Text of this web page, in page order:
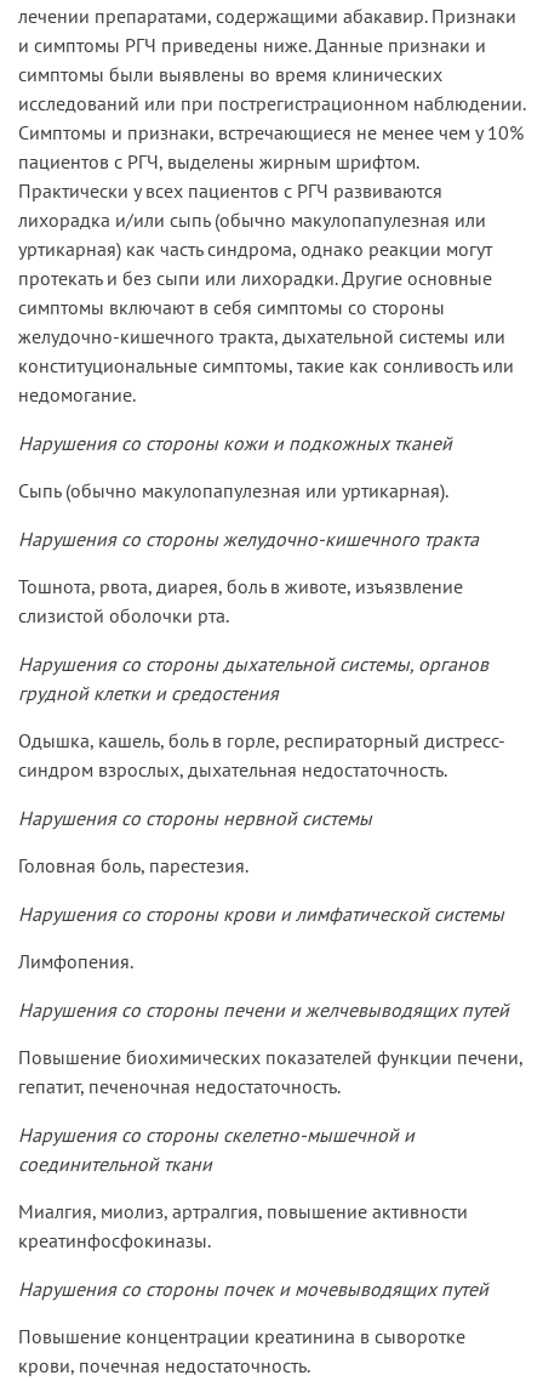
лечении препаратами, содержащими абакавир. Признаки
и симптомы РГЧ приведены ниже. Данные признаки и
симптомы были выявлены во время клинических
исследований или при пострегистрационном наблюдении.
Симптомы и признаки, встречающиеся не менее чем у 10%
пациентов с РГЧ, выделены жирным шрифтом.
Практически у всех пациентов с РГЧ развиваются
лихорадка и/или сыпь (обычно макулопапулезная или
уртикарная) как часть синдрома, однако реакции могут
протекать и без сыпи или лихорадки. Другие основные
симптомы включают в себя симптомы со стороны
желудочно-кишечного тракта, дыхательной системы или
конституциональные симптомы, такие как сонливость или
недомогание.
Нарушения со стороны кожи и подкожных тканей
Сыпь (обычно макулопапулезная или уртикарная).
Нарушения со стороны желудочно-кишечного тракта
Тошнота, рвота, диарея, боль в животе, изъязвление
слизистой оболочки рта.
Нарушения со стороны дыхательной системы, органов
грудной клетки и средостения
Одышка, кашель, боль в горле, респираторный дистресс-
синдром взрослых, дыхательная недостаточность.
Нарушения со стороны нервной системы
Головная боль, парестезия.
Нарушения со стороны крови и лимфатической системы
Лимфопения.
Нарушения со стороны печени и желчевыводящих путей
Повышение биохимических показателей функции печени,
гепатит, печеночная недостаточность.
Нарушения со стороны скелетно-мышечной и
соединительной ткани
Миалгия, миолиз, артралгия, повышение активности
креатинфосфокиназы.
Нарушения со стороны почек и мочевыводящих путей
Повышение концентрации креатинина в сыворотке
крови, почечная недостаточность.